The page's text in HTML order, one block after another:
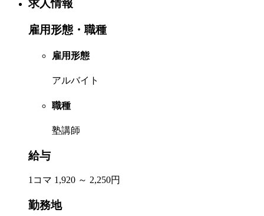
求人情報
雇用形態・職種
雇用形態
アルバイト
職種
塾講師
給与
1コマ 1,920 ～ 2,250円
勤務地